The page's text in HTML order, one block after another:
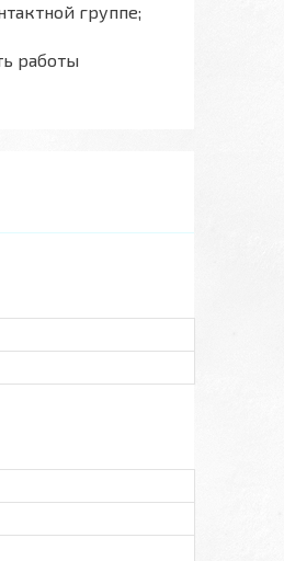
группе;
работы